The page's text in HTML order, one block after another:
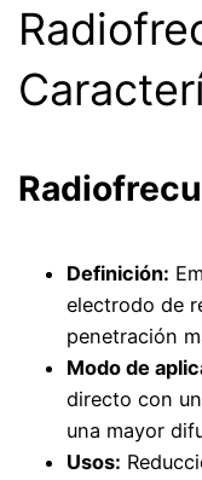
Definición:
electrodo de
penetración
Modo de
directo con
una mayor
Usos: